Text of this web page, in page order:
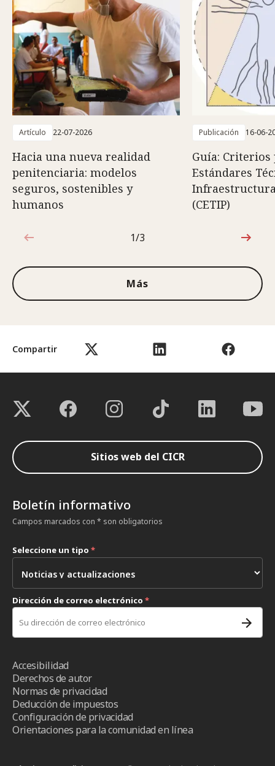
Compartir
Artículo 22-07-2026
Hacia una nueva realidad
penitenciaria: modelos
seguros, sostenibles y
humanos
Publicación 16-06-
Guía: Criterios
Estándares
(CETIP)
1de3
1/3
Más
Sitios web del CICR
Boletín informativo
Campos marcados con * son obligatorios
Seleccione un tipo *
Dirección de correo electrónico *
Accesibilidad
Derechos de autor
Normas de privacidad
Deducción de impuestos
Configuración de privacidad
Orientaciones para la comunidad en línea